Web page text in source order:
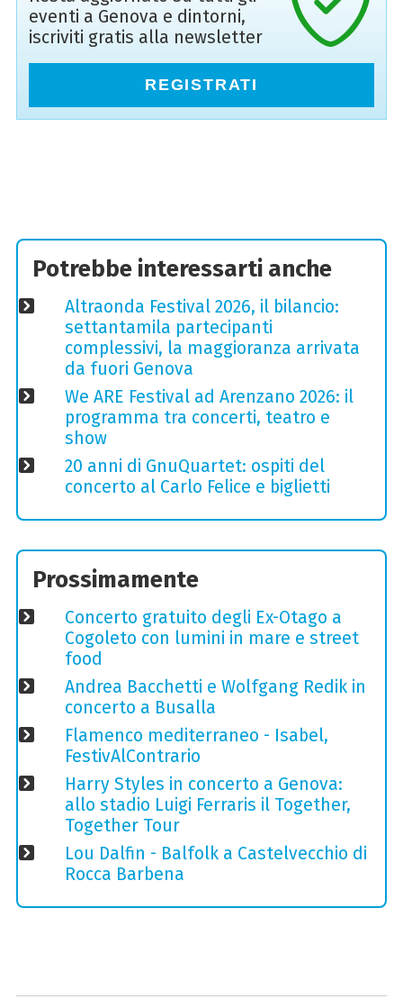
eventi a Genova e dintorni,
iscriviti gratis alla newsletter
REGISTRATI
Potrebbe interessarti anche
Altraonda Festival 2026, il bilancio:
settantamila partecipanti
complessivi, la maggioranza arrivata
da fuori Genova
We ARE Festival ad Arenzano 2026: il
programma tra concerti, teatro e
show
20 anni di GnuQuartet: ospiti del
concerto al Carlo Felice e biglietti
Prossimamente
Concerto gratuito degli Ex-Otago a
Cogoleto con lumini in mare e street
food
Andrea Bacchetti e Wolfgang Redik in
concerto a Busalla
Flamenco mediterraneo - Isabel,
FestivAlContrario
Harry Styles in concerto a Genova:
allo stadio Luigi Ferraris il Together,
Together Tour
Lou Dalfin - Balfolk a Castelvecchio di
Rocca Barbena